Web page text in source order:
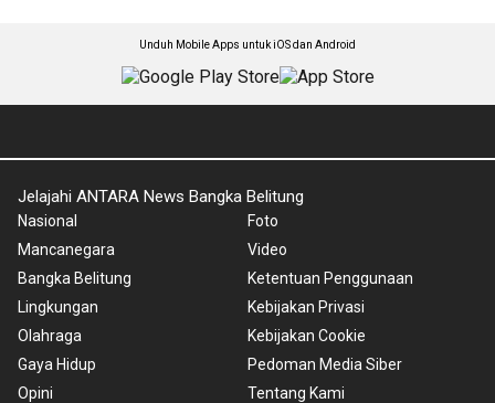
Unduh Mobile Apps untuk iOS dan Android
Jelajahi ANTARA News Bangka Belitung
Nasional
Mancanegara
Bangka Belitung
Lingkungan
Olahraga
Gaya Hidup
Opini
Foto
Video
Ketentuan Penggunaan
Kebijakan Privasi
Kebijakan Cookie
Pedoman Media Siber
Tentang Kami